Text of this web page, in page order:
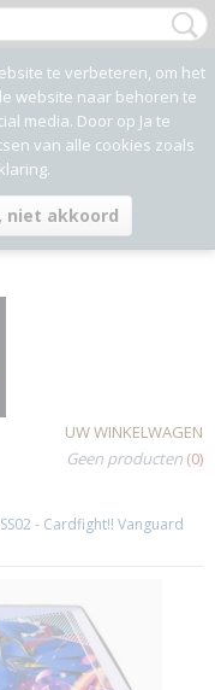
UW WINKELWAGEN
Geen producten (0)
- Cardfight!! Vanguard
te verbeteren, om het
website naar behoren te
media. Door op Ja te
van alle cookies zoals
niet akkoord